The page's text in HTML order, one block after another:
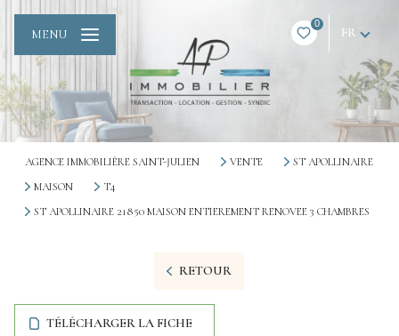
0
FR
MENU
AGENCE IMMOBILIÈRE SAINT-JULIEN VENTE
ST APOLLINAIRE
MAISON
T4
ST APOLLINAIRE 21850 MAISON ENTIEREMENT RENOVEE 3 CHAMBRES
RETOUR
TÉLÉCHARGER LA FICHE